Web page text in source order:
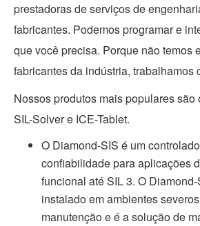
prestadoras de serviços de
fabricantes. Podemos programar e
que você precisa. Porque não temos
fabricantes da indústria, trabalhamos
Nossos produtos mais populares são
SIL-Solver e ICE-Tablet.
O Diamond-SIS é um
confiabilidade para aplicações
funcional até SIL 3. O
instalado em ambientes
manutenção e é a solução de